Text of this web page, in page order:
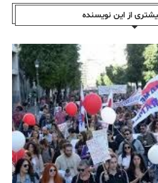
از این نویسندە